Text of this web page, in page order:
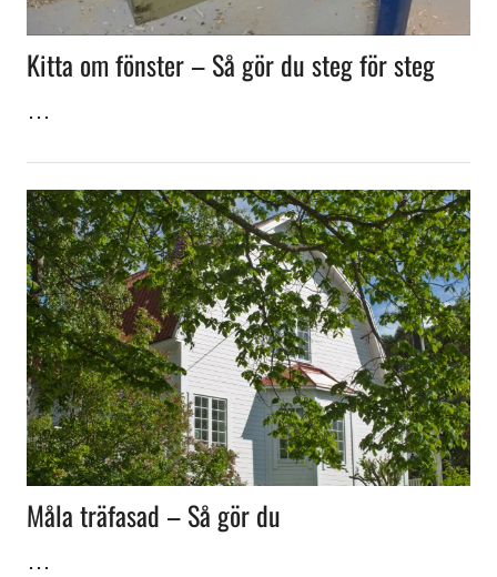
Kitta om fönster – Så gör du steg för steg
…
Måla träfasad – Så gör du
…